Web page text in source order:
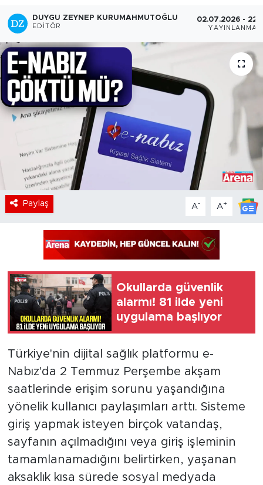
DUYGU ZEYNEP KURUMAHMUTOĞLU
EDITÖR
02.07.2026 -
YAYINLANMA
Paylaş A- A+
Okullarda güvenlik
alarmı! 81 ilde yeni
uygulama başlıyor
Türkiye'nin dijital sağlık platformu e-
Nabız'da 2 Temmuz Perşembe akşam
saatlerinde erişim sorunu yaşandığına
yönelik kullanıcı paylaşımları arttı. Sisteme
giriş yapmak isteyen birçok vatandaş,
sayfanın açılmadığını veya giriş işleminin
tamamlanamadığını belirtirken, yaşanan
aksaklık kısa sürede sosyal medyada